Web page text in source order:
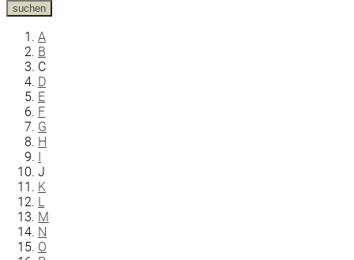
suchen
A
B
C
D
E
F
G
H
I
J
K
L
M
N
O